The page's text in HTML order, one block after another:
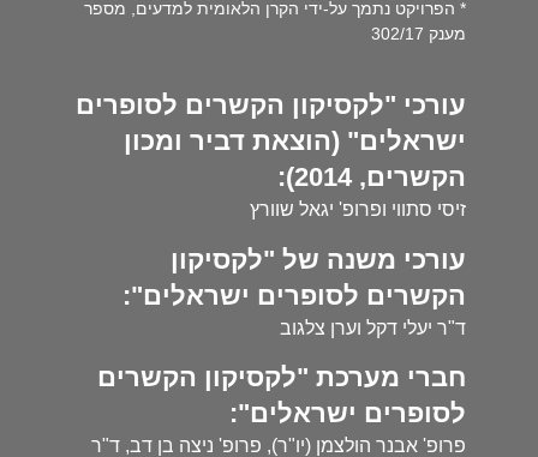
* הפרויקט נתמך על-ידי הקרן הלאומית למדעים, מספר
מענק 302/17
עורכי "לקסיקון הקשרים לסופרים
ישראלים" (הוצאת דביר ומכון
הקשרים, 2014):
זיסי סתווי ופרופ' יגאל שוורץ
עורכי משנה של "לקסיקון
הקשרים לסופרים ישראלים":
ד"ר יעלי דקל וערן צלגוב
חברי מערכת "לקסיקון הקשרים
לסופרים ישראלים":
פרופ' אבנר הולצמן (יו"ר), פרופ' ניצה בן דב, ד"ר